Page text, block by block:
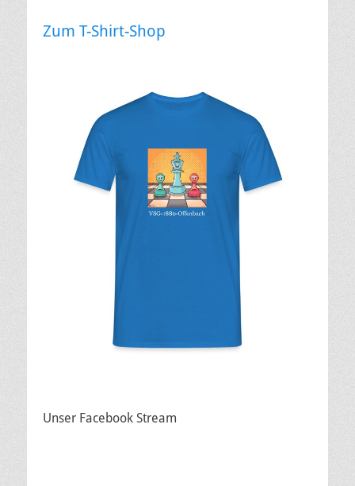
Zum T-Shirt-Shop
Unser Facebook Stream